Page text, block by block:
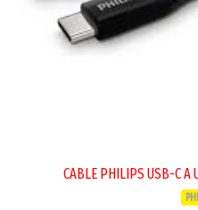
CABLE PHILIPS USB-C A